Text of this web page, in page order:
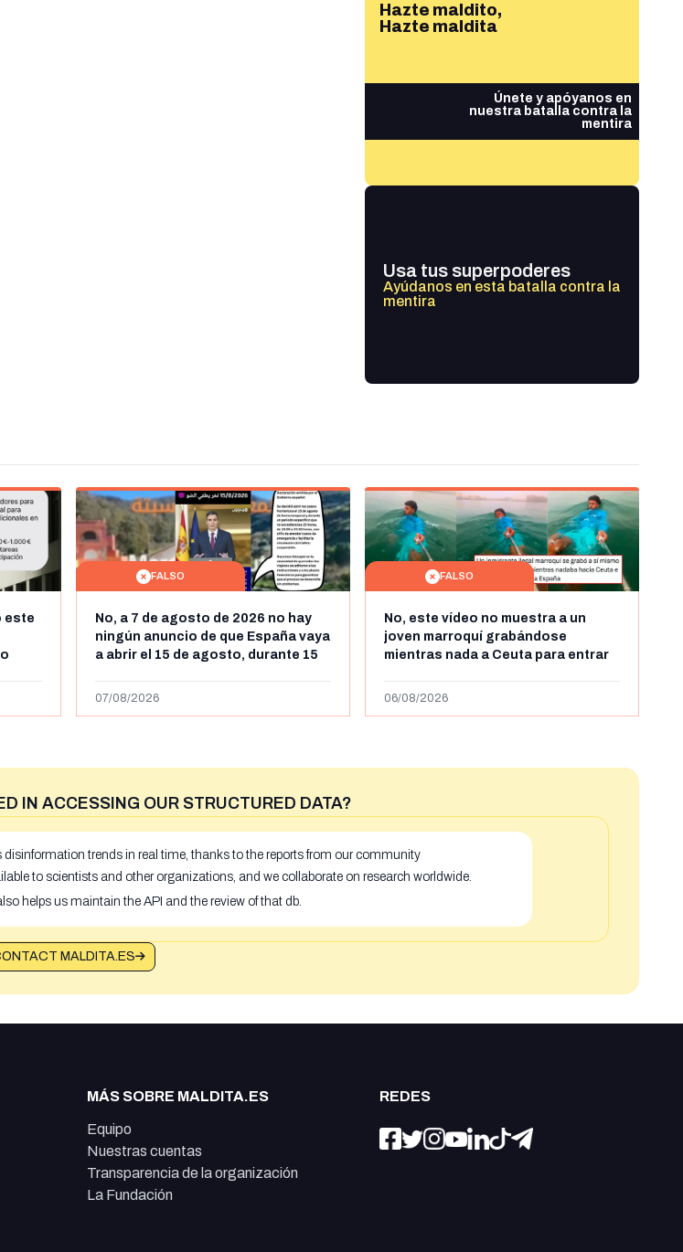
Hazte maldito,
Hazte maldita
Únete y apóyanos en
nuestra batalla contra la
mentira
Usa tus superpoderes
Ayúdanos en esta batalla contra la
mentira
este
FALSO
No, a 7 de agosto de 2026 no hay
ningún anuncio de que España vaya
a abrir el 15 de agosto, durante 15
y Ceuta
07/08/2026
FALSO
No, este vídeo no muestra a un
joven marroquí grabándose
mientras nada a Ceuta para entrar
más de 450km de Ceuta y el autor lo
06/08/2026
IN ACCESSING OUR STRUCTURED DATA?
trends in real time, thanks to the reports from our community
to scientists and other organizations, and we collaborate on research worldwide.
helps us maintain the API and the review of that db.
MALDITA.ES
MÁS SOBRE MALDITA.ES
Equipo
Nuestras cuentas
Transparencia de la organización
La Fundación
REDES